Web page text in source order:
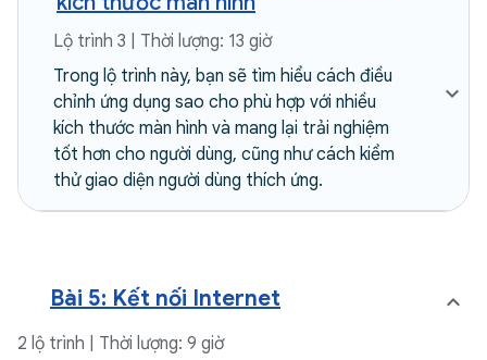
Lộ trình 3 | Thời lượng: 13 giờ
Trong lộ trình này, bạn sẽ tìm hiểu cách điều
chỉnh ứng dụng sao cho phù hợp với nhiều
kích thước màn hình và mang lại trải nghiệm
tốt hơn cho người dùng, cũng như cách kiểm
thử giao diện người dùng thích ứng.
Bài 5: Kết nối Internet
2 lộ trình | Thời lượng: 9 giờ